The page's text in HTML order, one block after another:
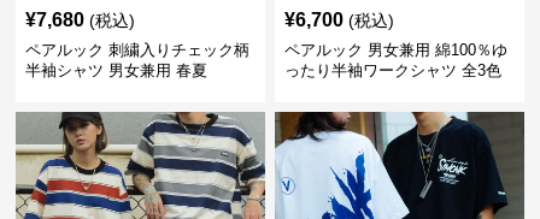
¥7,680 (税込)
ペアルック 刺繍入りチェック柄
半袖シャツ 男女兼用 春夏
¥6,700 (税込)
ペアルック 男女兼用 綿100％ゆ
ったり半袖ワークシャツ 全3色